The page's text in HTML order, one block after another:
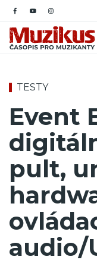
TESTY
Event
pult,
audio/